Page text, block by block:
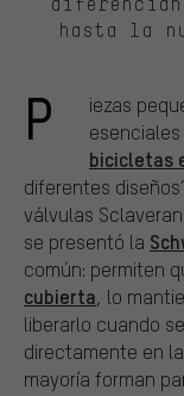
hasta la
P
iezas
bicicletas
diferentes
válvulas
se presentó la
común: permiten
cubierta, lo
liberarlo cuando
directamente en
mayoría forman